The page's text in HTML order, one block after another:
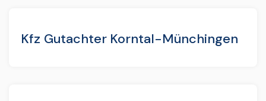
Kfz Gutachter Korntal-Münchingen